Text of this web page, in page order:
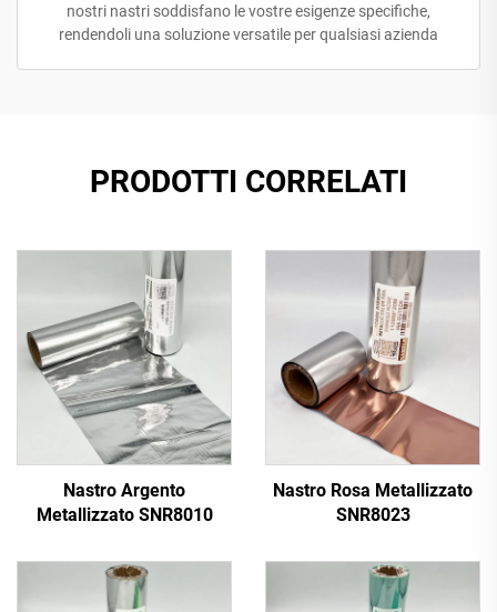
nostri nastri soddisfano le vostre esigenze specifiche,
rendendoli una soluzione versatile per qualsiasi azienda
PRODOTTI CORRELATI
Nastro Argento
Metallizzato SNR8010
Nastro Rosa Metallizzato
SNR8023